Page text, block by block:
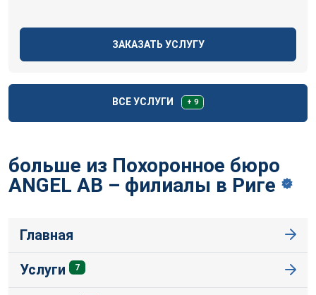
ЗАКАЗАТЬ УСЛУГУ
ВСЕ УСЛУГИ + 9
больше из Похоронное бюро
ANGEL AB – филиалы в Риге
Главная
Услуги 7